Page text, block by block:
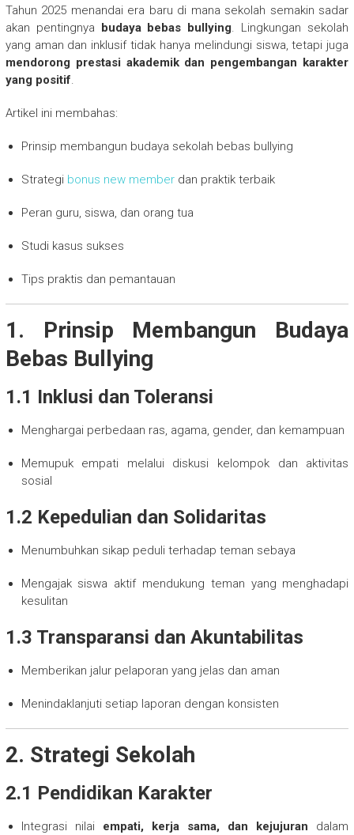
Tahun 2025 menandai era baru di mana sekolah semakin sadar
akan pentingnya budaya bebas bullying. Lingkungan sekolah
yang aman dan inklusif tidak hanya melindungi siswa, tetapi juga
mendorong prestasi akademik dan pengembangan karakter
yang positif.
Artikel ini membahas:
Prinsip membangun budaya sekolah bebas bullying
Strategi bonus new memberdan praktik terbaik
Peran guru, siswa, dan orang tua
Studi kasus sukses
Tips praktis dan pemantauan
1. Prinsip Membangun Budaya
Bebas Bullying
1.1 Inklusi dan Toleransi
Menghargai perbedaan ras, agama, gender, dan kemampuan
Memupuk empati melalui diskusi kelompok dan aktivitas
sosial
1.2 Kepedulian dan Solidaritas
Menumbuhkan sikap peduli terhadap teman sebaya
Mengajak siswa aktif mendukung teman yang menghadapi
kesulitan
1.3 Transparansi dan Akuntabilitas
Memberikan jalur pelaporan yang jelas dan aman
Menindaklanjuti setiap laporan dengan konsisten
2. Strategi Sekolah
2.1 Pendidikan Karakter
Integrasi nilai empati, kerja sama, dan kejujuran dalam